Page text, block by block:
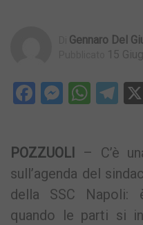
Gennaro Del
15
Facebook
POZZUOLI
– C’è
sull’agenda del
della SSC Napoli:
quando le parti si